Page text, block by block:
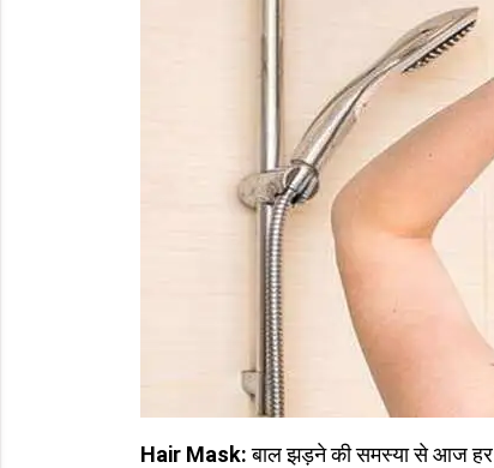
Hair Mask:बाल झड़ने की समस्या से आज हर